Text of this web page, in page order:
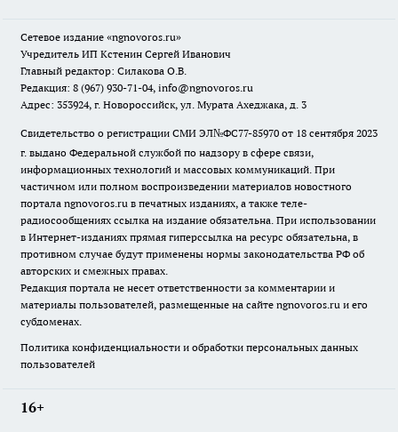
Сетевое издание «ngnovoros.ru»
Учредитель ИП Кстенин Сергей Иванович
Главный редактор: Силакова О.В.
Редакция: 8 (967) 930-71-04, info@ngnovoros.ru
Адрес: 353924, г. Новороссийск, ул. Мурата Ахеджака, д. 3
Свидетельство о регистрации СМИ ЭЛ№ФС77-85970 от 18 сентября 2023
г. выдано Федеральной службой по надзору в сфере связи,
информационных технологий и массовых коммуникаций. При
частичном или полном воспроизведении материалов новостного
портала ngnovoros.ru в печатных изданиях, а также теле-
радиосообщениях ссылка на издание обязательна. При использовании
в Интернет-изданиях прямая гиперссылка на ресурс обязательна, в
противном случае будут применены нормы законодательства РФ об
авторских и смежных правах.
Редакция портала не несет ответственности за комментарии и
материалы пользователей, размещенные на сайте ngnovoros.ru и его
субдоменах.
Политика конфиденциальности и обработки персональных данных
пользователей
16+